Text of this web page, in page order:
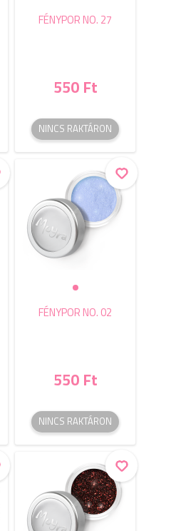
FÉNYPOR NO. 27
550 Ft
NINCS RAKTÁRON
FÉNYPOR NO. 02
550 Ft
NINCS RAKTÁRON